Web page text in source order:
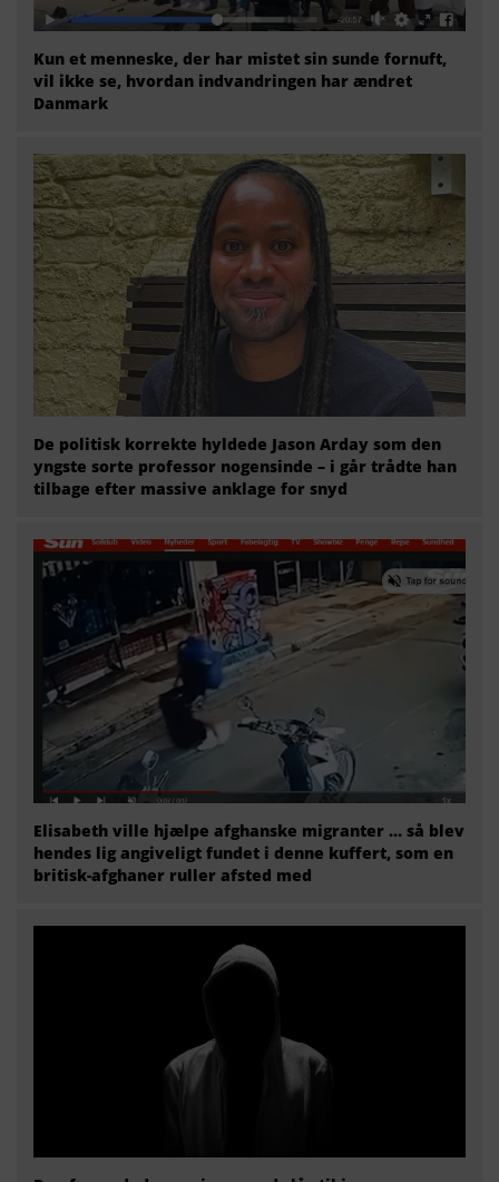
Kun et menneske, der har mistet sin sunde fornuft,
vil ikke se, hvordan indvandringen har ændret
Danmark
De politisk korrekte hyldede Jason Arday som den
yngste sorte professor nogensinde – i går trådte han
tilbage efter massive anklage for snyd
Elisabeth ville hjælpe afghanske migranter … så blev
hendes lig angiveligt fundet i denne kuffert, som en
britisk-afghaner ruller afsted med